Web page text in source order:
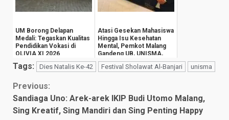
UM Borong Delapan
Medali: Tegaskan Kualitas
Pendidikan Vokasi di
OLIVIA XI 2026
Atasi Gesekan Mahasiswa
Hingga Isu Kesehatan
Mental, Pemkot Malang
Gandeng UB, UNISMA,
dan Ma Chung
Tags: Dies Natalis Ke-42 Festival Sholawat Al-Banjari unisma
Continue
Reading
Previous:
Sandiaga Uno: Arek-arek IKIP Budi Utomo Malang,
Sing Kreatif, Sing Mandiri dan Sing Penting Happy